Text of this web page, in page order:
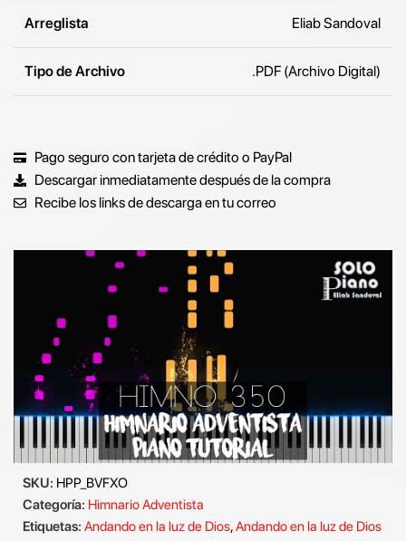
Arreglista Eliab Sandoval
Tipo de Archivo .PDF (Archivo Digital)
Pago seguro con tarjeta de crédito o PayPal
Descargar inmediatamente después de la compra
Recibe los links de descarga en tu correo
SKU: HPP_BVFXO
Categoría: Himnario Adventista
Etiquetas: Andando en la luz de Dios,Andando en la luz de Dios